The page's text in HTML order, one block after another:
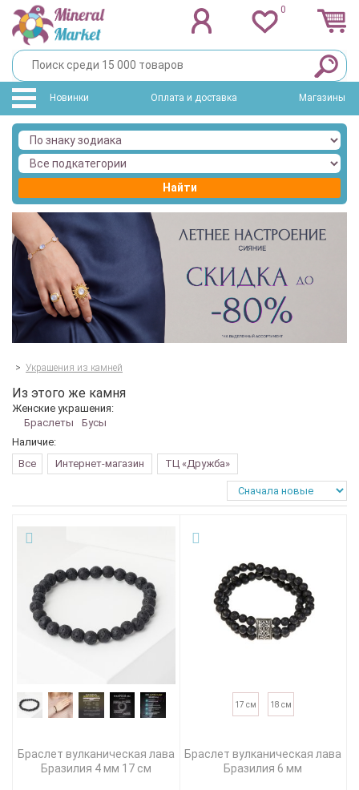
0
Новинки Оплата и доставка Магазины
Найти
> Украшения из камней
Из этого же камня
Женские украшения:
Браслеты
Бусы
Наличие:
Все
Интернет-магазин ТЦ «Дружба»
Браслет вулканическая лава
Бразилия 4 мм 17 см
17 см 18 см
Браслет вулканическая лава
Бразилия 6 мм